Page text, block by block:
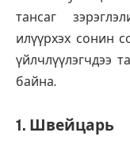
тансаг
илүүрхэх сонин
үйлчлүүлэгчдээ
байна.
1. Швейцарь